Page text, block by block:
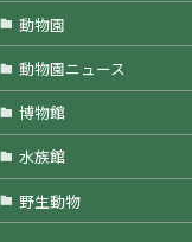
動物園
動物園ニュース
博物館
水族館
野生動物